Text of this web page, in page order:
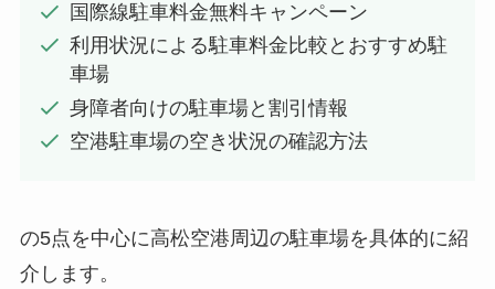
国際線駐車料金無料キャンペーン
利用状況による駐車料金比較とおすすめ駐
車場
身障者向けの駐車場と割引情報
空港駐車場の空き状況の確認方法
の5点を中心に高松空港周辺の駐車場を具体的に紹
介します。